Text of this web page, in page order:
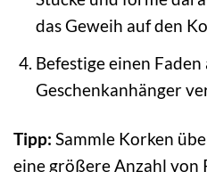
das Geweih auf den
Befestige einen
Geschenkanhänger
Tipp: Sammle Korken
eine größere Anzahl von